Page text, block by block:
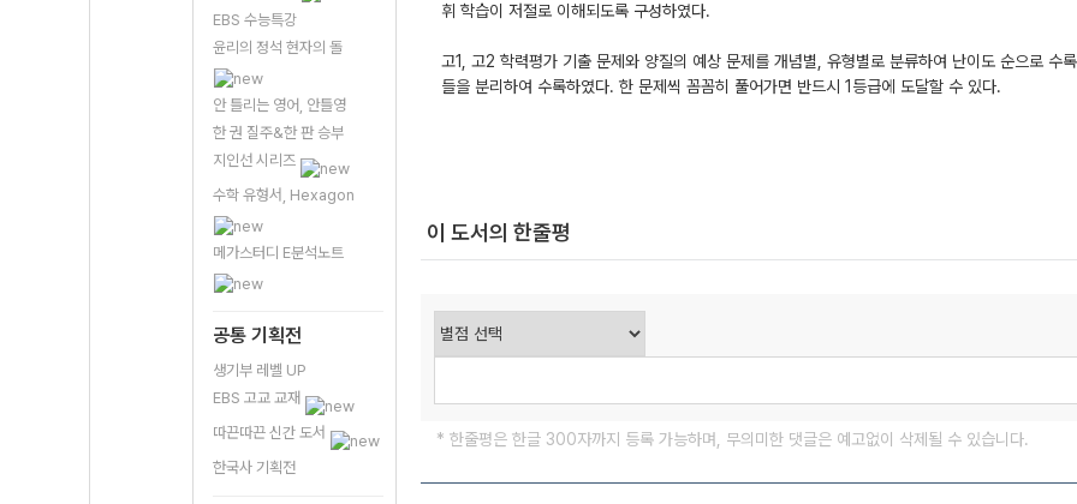
EBS 수능특강
윤리의 정석 현자의 돌
안 틀리는 영어, 안틀영
한 권 질주&한 판 승부
지인선 시리즈
수학 유형서, Hexagon
메가스터디 E분석노트
공통 기획전
생기부 레벨 UP
EBS 고교 교재
따끈따끈 신간 도서
한국사 기획전
휘 학습이 저절로 이해되도록 구성하였다.
고1, 고2 학력평가 기출 문제와 양질의 예상 문제를 개념별, 유형별로 분류하여 난이도 순으로 수
들을 분리하여 수록하였다. 한 문제씩 꼼꼼히 풀어가면 반드시 1등급에 도달할 수 있다.
이 도서의 한줄평
* 한줄평은 한글 300자까지 등록 가능하며, 무의미한 댓글은 예고없이 삭제될 수 있습니다.